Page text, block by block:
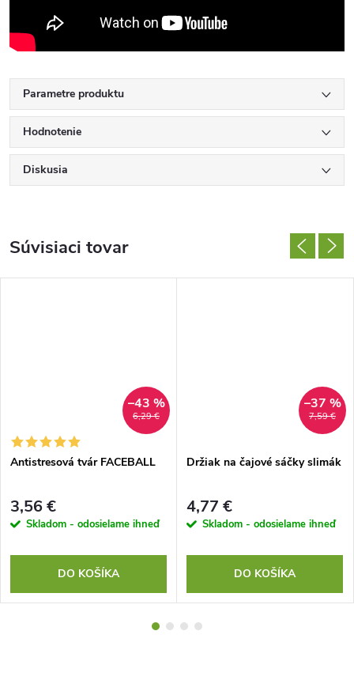
Parametre produktu
Hodnotenie
Diskusia
Súvisiaci tovar
6,29 €
–43 %
Antistresová tvár FACEBALL
3,56 €
Skladom - odosielame ihneď
DO KOŠÍKA
7,59 €
–37 %
Držiak na čajové sáčky slimák
4,77 €
Skladom - odosielame ihneď
DO KOŠÍKA